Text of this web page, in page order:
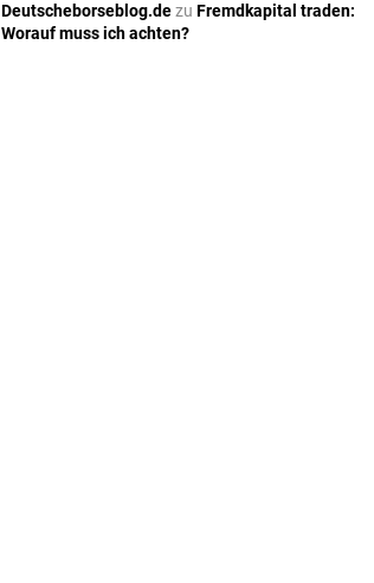
Deutscheborseblog.dezu Fremdkapital traden:
Worauf muss ich achten?